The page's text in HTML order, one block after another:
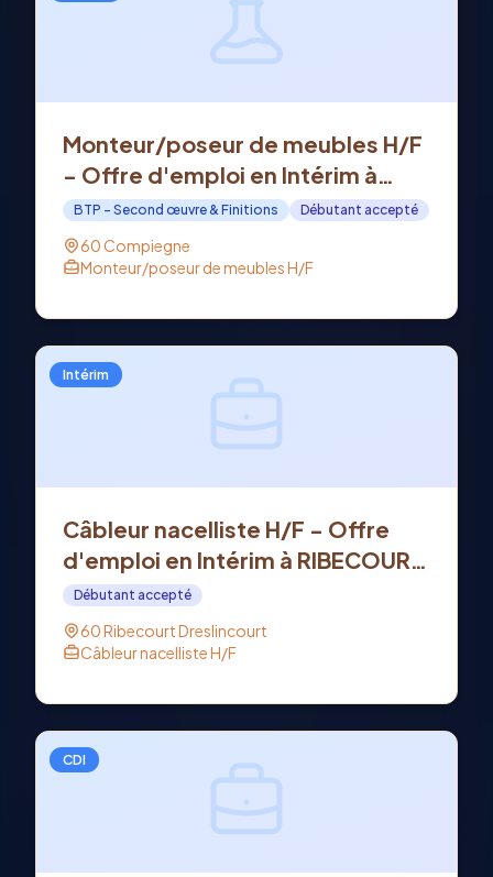
Monteur/poseur de meubles H/F
- Offre d'emploi en Intérim à
COMPIEGNE (60)
BTP - Second œuvre & Finitions Débutant accepté
60 Compiegne
Monteur/poseur de meubles H/F
Intérim
Câbleur nacelliste H/F - Offre
d'emploi en Intérim à RIBECOURT
DRESLINCOURT (60)
Débutant accepté
60 Ribecourt Dreslincourt
Câbleur nacelliste H/F
CDI